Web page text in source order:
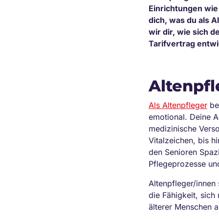
Einrichtungen
dich, was du als
wir dir, wie sich
Tarifvertrag
Als Altenpfleger
emotional. Deine
medizinische
Vitalzeichen, bis
den Senioren
Pflegeprozesse
Altenpfleger/
die Fähigkeit, sich
älterer Menschen